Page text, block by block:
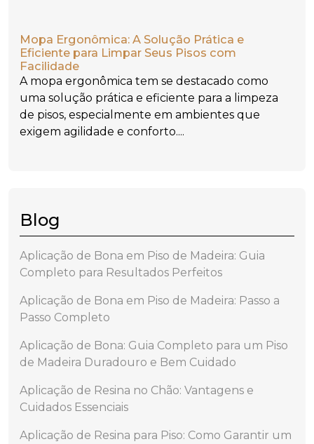
Mopa Ergonômica: A Solução Prática e
Eficiente para Limpar Seus Pisos com
Facilidade
A mopa ergonômica tem se destacado como
uma solução prática e eficiente para a limpeza
de pisos, especialmente em ambientes que
exigem agilidade e conforto....
Blog
Aplicação de Bona em Piso de Madeira: Guia
Completo para Resultados Perfeitos
Aplicação de Bona em Piso de Madeira: Passo a
Passo Completo
Aplicação de Bona: Guia Completo para um Piso
de Madeira Duradouro e Bem Cuidado
Aplicação de Resina no Chão: Vantagens e
Cuidados Essenciais
Aplicação de Resina para Piso: Como Garantir um